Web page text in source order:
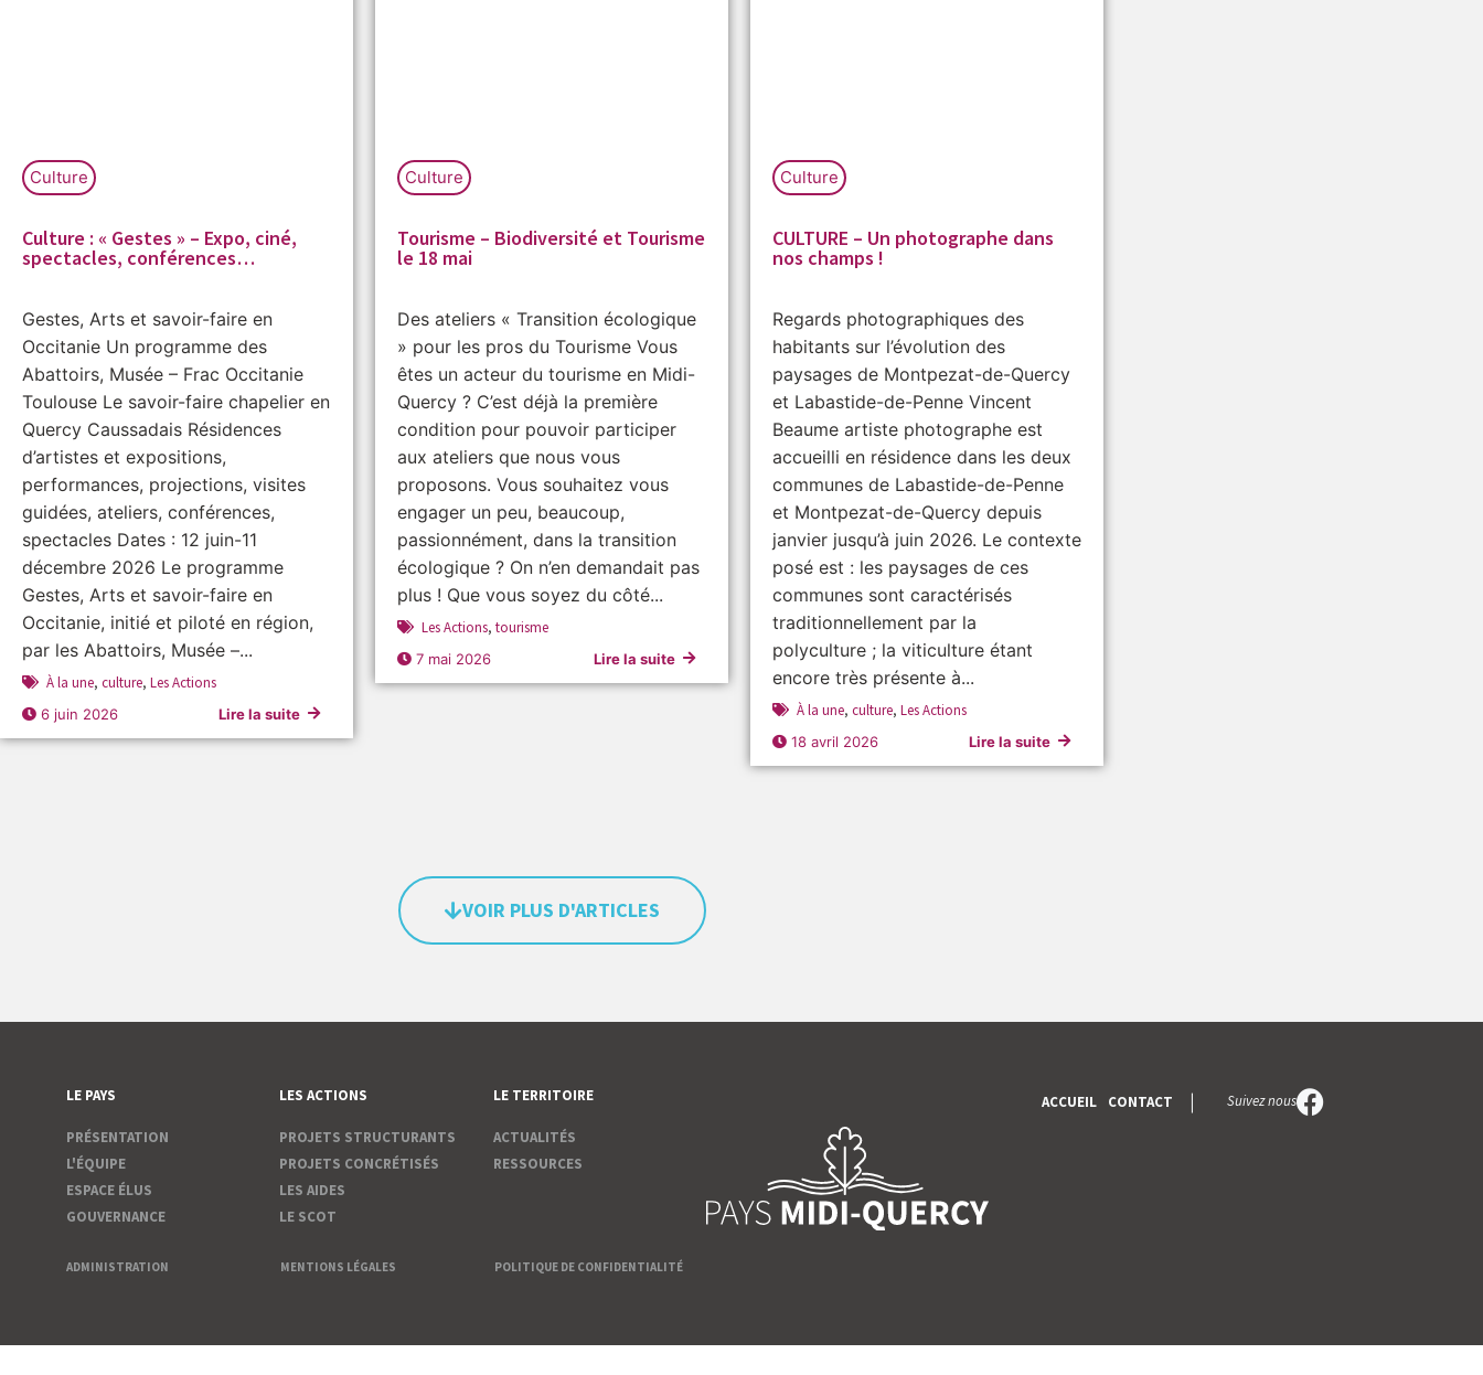
Culture
Culture : « Gestes » – Expo, ciné,
spectacles, conférences…
Gestes, Arts et savoir-faire en
Occitanie Un programme des
Abattoirs, Musée – Frac Occitanie
Toulouse Le savoir-faire chapelier en
Quercy Caussadais Résidences
d’artistes et expositions,
performances, projections, visites
guidées, ateliers, conférences,
spectacles Dates : 12 juin-11
décembre 2026 Le programme
Gestes, Arts et savoir-faire en
Occitanie, initié et piloté en région,
par les Abattoirs, Musée –...
À la une, culture, Les Actions
6 juin 2026 Lire la suite
Culture
Tourisme – Biodiversité et Tourisme
le 18 mai
Des ateliers « Transition écologique
» pour les pros du Tourisme Vous
êtes un acteur du tourisme en Midi-
Quercy ? C’est déjà la première
condition pour pouvoir participer
aux ateliers que nous vous
proposons. Vous souhaitez vous
engager un peu, beaucoup,
passionnément, dans la transition
écologique ? On n’en demandait pas
plus ! Que vous soyez du côté...
Les Actions, tourisme
7 mai 2026 Lire la suite
Culture
CULTURE – Un photographe dans
nos champs !
Regards photographiques des
habitants sur l’évolution des
paysages de Montpezat-de-Quercy
et Labastide-de-Penne Vincent
Beaume artiste photographe est
accueilli en résidence dans les deux
communes de Labastide-de-Penne
et Montpezat-de-Quercy depuis
janvier jusqu’à juin 2026. Le contexte
posé est : les paysages de ces
communes sont caractérisés
traditionnellement par la
polyculture ; la viticulture étant
encore très présente à...
À la une, culture, Les Actions
18 avril 2026 Lire la suite
VOIR PLUS D'ARTICLES
LE PAYS
PRÉSENTATION
L'ÉQUIPE
ESPACE ÉLUS
GOUVERNANCE
LES ACTIONS
PROJETS STRUCTURANTS
PROJETS CONCRÉTISÉS
LES AIDES
LE SCOT
LE TERRITOIRE
ACTUALITÉS
RESSOURCES
ACCUEIL CONTACT Suivez nous
ADMINISTRATION MENTIONS LÉGALES POLITIQUE DE CONFIDENTIALITÉ